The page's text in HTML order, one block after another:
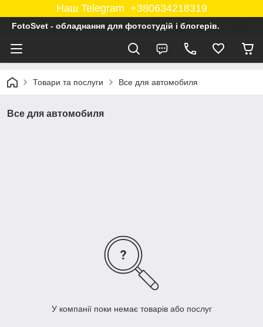
Наш Telegram +380634218319
FotoSvet - обладнання для фотостудій і блогерів.
Товари та послуги Все для автомобиля
Все для автомобиля
У компанії поки немає товарів або послуг